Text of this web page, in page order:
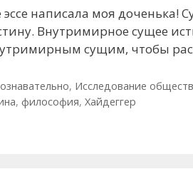
написала моя
Внутримирное сущее
сущим, чтобы
, Исследование
, философия, Хайдеггер